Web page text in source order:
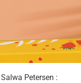
Petersen :